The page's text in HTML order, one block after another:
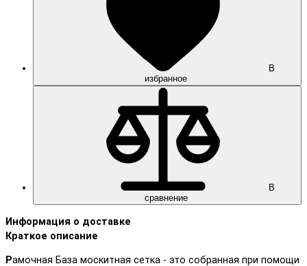
В
избранное
В
сравнение
Информация о доставке
Краткое описание
Рамочная База москитная сетка - это собранная при помощи